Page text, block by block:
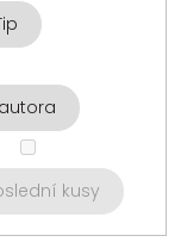
kusy